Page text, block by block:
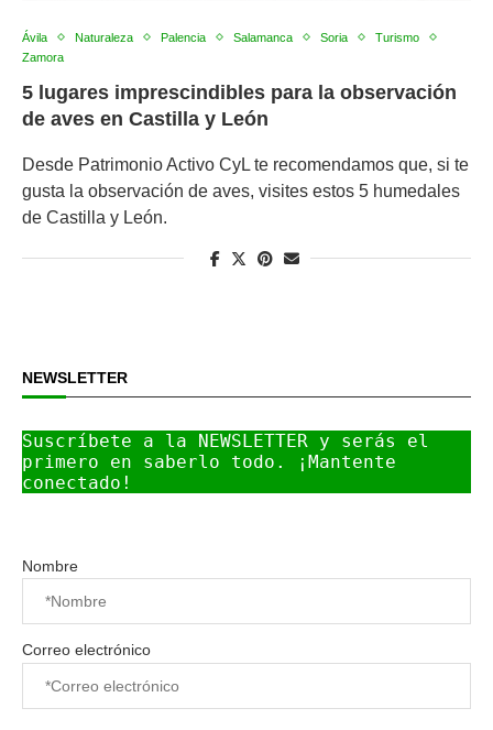
Ávila Naturaleza Palencia Salamanca Soria
Turismo
Zamora
5 lugares imprescindibles para la observación
de aves en Castilla y León
Desde Patrimonio Activo CyL te recomendamos que, si te
gusta la observación de aves, visites estos 5 humedales
de Castilla y León.
NEWSLETTER
Suscríbete a la NEWSLETTER y serás el
primero en saberlo todo. ¡Mantente
conectado!
Nombre
Correo electrónico